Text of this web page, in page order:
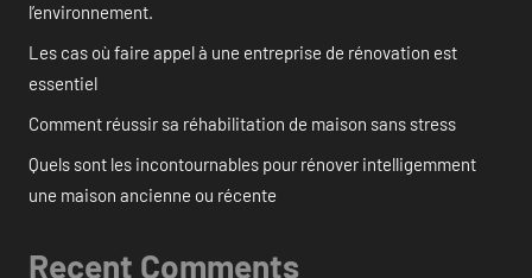
l’environnement.
Les cas où faire appel à une entreprise de rénovation est
essentiel
Comment réussir sa réhabilitation de maison sans stress
Quels sont les incontournables pour rénover intelligemment
une maison ancienne ou récente
Recent Comments